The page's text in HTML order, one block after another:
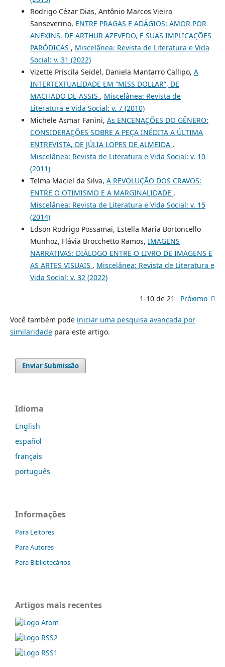
Rodrigo Cézar Dias, Antônio Marcos Vieira
Sanseverino, ENTRE PRAGAS E ADÁGIOS: AMOR POR
ANEXINS, DE ARTHUR AZEVEDO, E SUAS IMPLICAÇÕES
PARÓDICAS , Miscelânea: Revista de Literatura e Vida
Social: v. 31 (2022)
Vizette Priscila Seidel, Daniela Mantarro Callipo, A
INTERTEXTUALIDADE EM “MISS DOLLAR”, DE
MACHADO DE ASSIS , Miscelânea: Revista de
Literatura e Vida Social: v. 7 (2010)
Michele Asmar Fanini, As ENCENAÇÕES DO GÊNERO:
CONSIDERAÇÕES SOBRE A PEÇA INÉDITA A ÚLTIMA
ENTREVISTA, DE JÚLIA LOPES DE ALMEIDA ,
Miscelânea: Revista de Literatura e Vida Social: v. 10
(2011)
Telma Maciel da Silva, A REVOLUÇÃO DOS CRAVOS:
ENTRE O OTIMISMO E A MARGINALIDADE ,
Miscelânea: Revista de Literatura e Vida Social: v. 15
(2014)
Edson Rodrigo Possamai, Estella Maria Bortoncello
Munhoz, Flávia Brocchetto Ramos, IMAGENS
NARRATIVAS: DIÁLOGO ENTRE O LIVRO DE IMAGENS E
AS ARTES VISUAIS , Miscelânea: Revista de Literatura e
Vida Social: v. 32 (2022)
1-10 de 21 Próximo
Você também pode iniciar uma pesquisa avançada por
similaridadepara este artigo.
Enviar Submissão
Idioma
English
español
français
português
Informações
Para Leitores
Para Autores
Para Bibliotecários
Artigos mais recentes